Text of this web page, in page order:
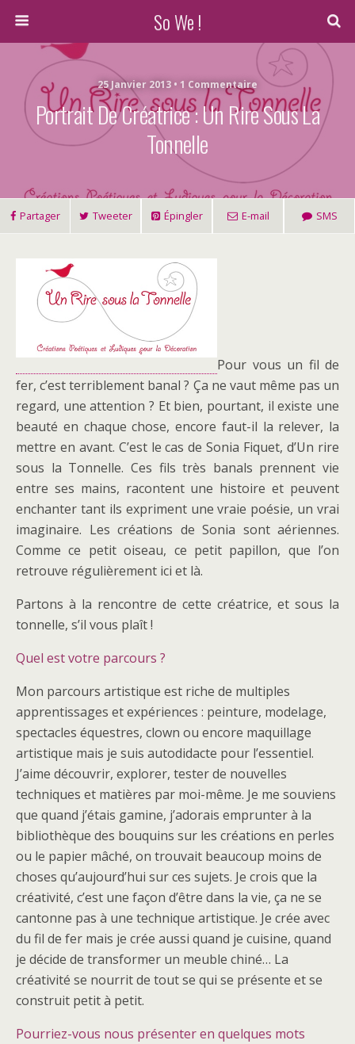
So We !
25 Janvier 2013 • 1 Commentaire
Portrait De Créatrice : Un Rire Sous La
Tonnelle
Partager Tweeter Épingler E-mail SMS
Pour vous un fil de
fer, c’est terriblement banal ? Ça ne vaut même pas un
regard, une attention ? Et bien, pourtant, il existe une
beauté en chaque chose, encore faut-il la relever, la
mettre en avant. C’est le cas de Sonia Fiquet, d’Un rire
sous la Tonnelle. Ces fils très banals prennent vie
entre ses mains, racontent une histoire et peuvent
enchanter tant ils expriment une vraie poésie, un vrai
imaginaire. Les créations de Sonia sont aériennes.
Comme ce petit oiseau, ce petit papillon, que l’on
retrouve régulièrement ici et là.
Partons à la rencontre de cette créatrice, et sous la
tonnelle, s’il vous plaît !
Quel est votre parcours ?
Mon parcours artistique est riche de multiples
apprentissages et expériences : peinture, modelage,
spectacles équestres, clown ou encore maquillage
artistique mais je suis autodidacte pour l’essentiel.
J’aime découvrir, explorer, tester de nouvelles
techniques et matières par moi-même. Je me souviens
que quand j’étais gamine, j’adorais emprunter à la
bibliothèque des bouquins sur les créations en perles
ou le papier mâché, on trouvait beaucoup moins de
choses qu’aujourd’hui sur ces sujets. Je crois que la
créativité, c’est une façon d’être dans la vie, ça ne se
cantonne pas à une technique artistique. Je crée avec
du fil de fer mais je crée aussi quand je cuisine, quand
je décide de transformer un meuble chiné… La
créativité se nourrit de tout se qui se présente et se
construit petit à petit.
Pourriez-vous nous présenter en quelques mots